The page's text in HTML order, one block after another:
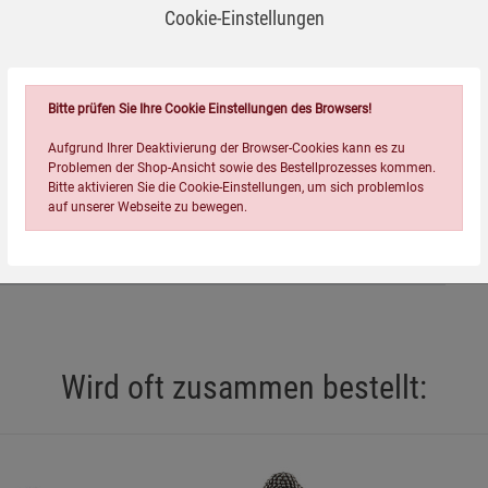
Jahren.
Brandgefahr.
verwenden.
oder Reizgefahr.
- vorsichtige Handhabung erforderlich.
feuerfesten Unterlage verwenden.
Wird oft zusammen bestellt:
Cookie-Einstellungen
Bitte prüfen Sie Ihre Cookie Einstellungen des Browsers!
Aufgrund Ihrer Deaktivierung der Browser-Cookies kann es zu
Problemen der Shop-Ansicht sowie des Bestellprozesses kommen.
Bitte aktivieren Sie die Cookie-Einstellungen, um sich problemlos
auf unserer Webseite zu bewegen.
Einstellungen speichern für die GruppeEinstellungen speichern für die Gruppe
Zurück
Einstellungen speichern für
Einwilligung nicht erteilen
Notwendige Cookies (5)